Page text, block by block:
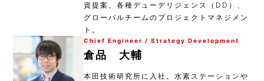
資提案、各種デューデリジェンス（DD）、
グローバルチームのプロジェクトマネジメン
ト。
Chief Engineer / Strategy Development
倉品 大輔
本田技術研究所に入社。水素ステーションや